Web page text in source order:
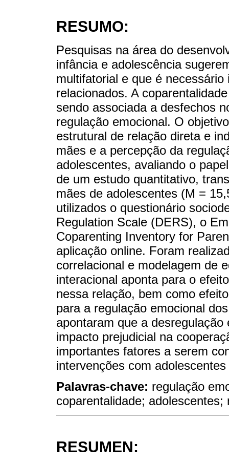
RESUMO:
Pesquisas na área do
infância e adolescência
multifatorial e que é
relacionados. A
sendo associada a desfechos
regulação emocional. O
estrutural de relação direta e
mães e a percepção da
adolescentes, avaliando o
de um estudo quantitativo,
mães de adolescentes (M =
utilizados o questionário
Regulation Scale (DERS), o
Coparenting Inventory for
aplicação online. Foram
correlacional e modelagem de
interacional aponta para o
nessa relação, bem como
para a regulação emocional
apontaram que a
impacto prejudicial na
importantes fatores a serem
intervenções com
Palavras-chave: regulação
coparentalidade; adolescentes;
RESUMEN: